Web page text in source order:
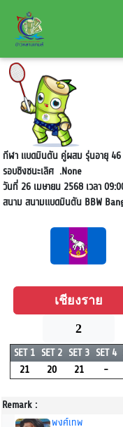
กีฬา แบดมินตัน คู่ผสม รุ่นอายุ
รอบชิงชนะเลิศ.None
วันที่ 26 เมษายน 2568 เวลา
สนามสนามแบดมินตัน BBW
เชียงราย
2
SET 1 SET 2 SET 3 SET 4
21
20 21 -
Remark :
พงศ์เทพ